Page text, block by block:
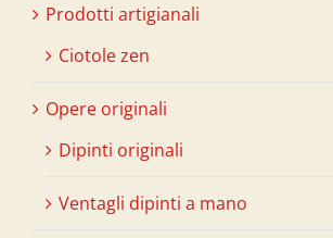
Prodotti artigianali
Ciotole zen
Opere originali
Dipinti originali
Ventagli dipinti a mano